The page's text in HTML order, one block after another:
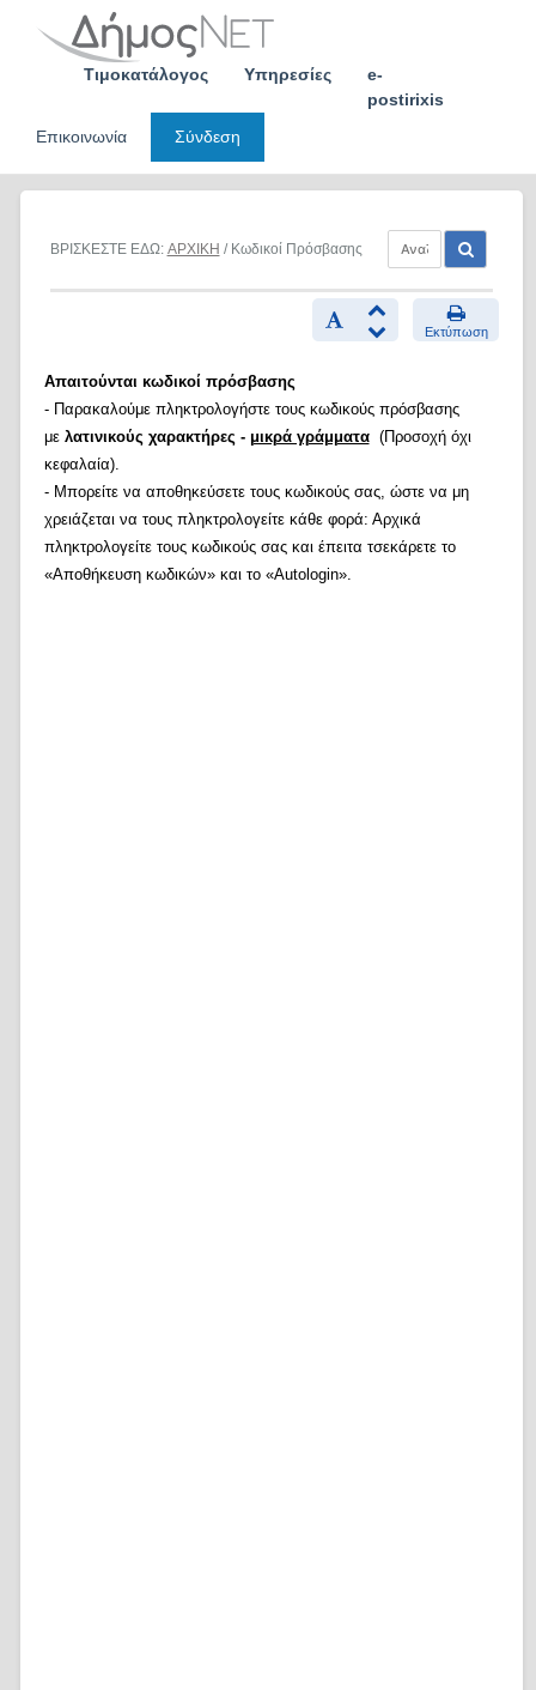
Τιμοκατάλογος Υπηρεσίες
e-
postirixis
Επικοινωνία
Σύνδεση
ΒΡΙΣΚΕΣΤΕ ΕΔΩ: ΑΡΧΙΚΗ / Κωδικοί Πρόσβασης
Εκτύπωση
Απαιτούνται κωδικοί πρόσβασης
- Παρακαλούμε πληκτρολογήστε τους κωδικούς πρόσβασης
με λατινικούς χαρακτήρες - μικρά γράμματα(Προσοχή όχι
κεφαλαία).
- Μπορείτε να αποθηκεύσετε τους κωδικούς σας, ώστε να μη
χρειάζεται να τους πληκτρολογείτε κάθε φορά: Αρχικά
πληκτρολογείτε τους κωδικούς σας και έπειτα τσεκάρετε το
«Αποθήκευση κωδικών» και το «Autologin».